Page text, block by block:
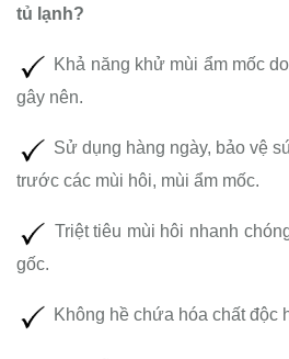
tủ lạnh?
Khả năng khử mùi ẩm mốc
gây nên.
Sử dụng hàng ngày, bảo vệ
trước các mùi hôi, mùi ẩm mốc.
Triệt tiêu mùi hôi nhanh
gốc.
Không hề chứa hóa chất độc